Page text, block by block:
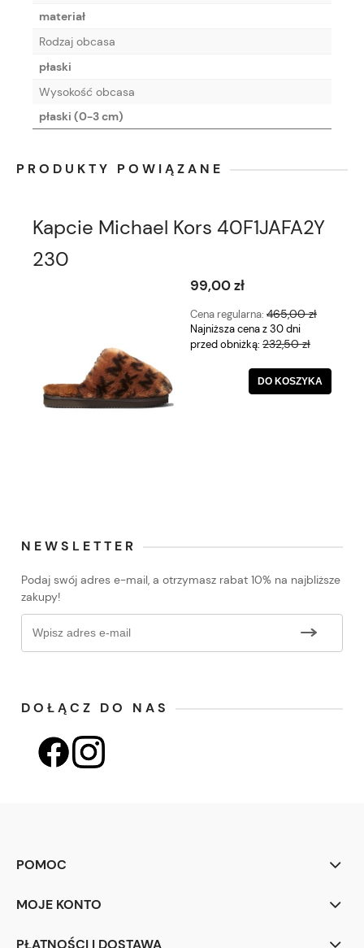
materiał
Rodzaj obcasa
płaski
Wysokość obcasa
płaski (0-3 cm)
PRODUKTY POWIĄZANE
Kapcie Michael Kors 40F1JAFA2Y
230
99,00 zł
Cena regularna: 465,00 zł
Najniższa cena z 30 dni
przed obniżką: 232,50 zł
DO KOSZYKA
NEWSLETTER
Podaj swój adres e-mail, a otrzymasz rabat 10% na najbliższe
zakupy!
DOŁĄCZ DO NAS
POMOC
MOJE KONTO